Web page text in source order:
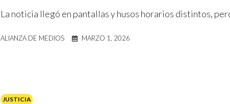
La noticia llegó en pantallas y husos horarios distintos,
ALIANZA DE MEDIOS MARZO 1, 2026
JUSTICIA